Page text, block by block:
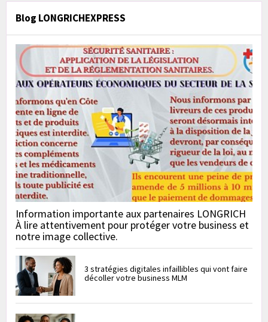
Blog LONGRICHEXPRESS
Information importante aux partenaires LONGRICH
À lire attentivement pour protéger votre business et
notre image collective.
3 stratégies digitales infaillibles qui vont faire
décoller votre business MLM